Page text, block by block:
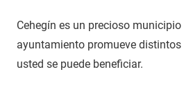
Cehegín es un precioso
ayuntamiento promueve distintos
usted se puede beneficiar.